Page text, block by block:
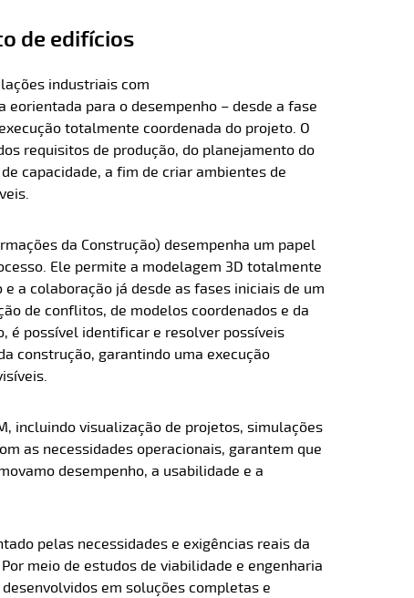
de edifícios
industriais com
eorientada para o desempenho – desde a fase
totalmente coordenada do projeto. O
requisitos de produção, do planejamento do
capacidade, a fim de criar ambientes de
da Construção) desempenha um papel
Ele permite a modelagem 3D totalmente
a colaboração já desde as fases iniciais de um
de conflitos, de modelos coordenados e da
é possível identificar e resolver possíveis
construção, garantindo uma execução
incluindo visualização de projetos, simulações
as necessidades operacionais, garantem que
o desempenho, a usabilidade e a
pelas necessidades e exigências reais da
meio de estudos de viabilidade e engenharia
em soluções completas e